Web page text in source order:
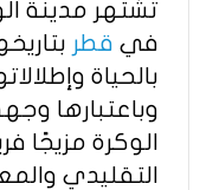
تشتهر مدينة
في قطر
بالحياة
وباعتبارها
الوكرة مزيجًا
التقليدي